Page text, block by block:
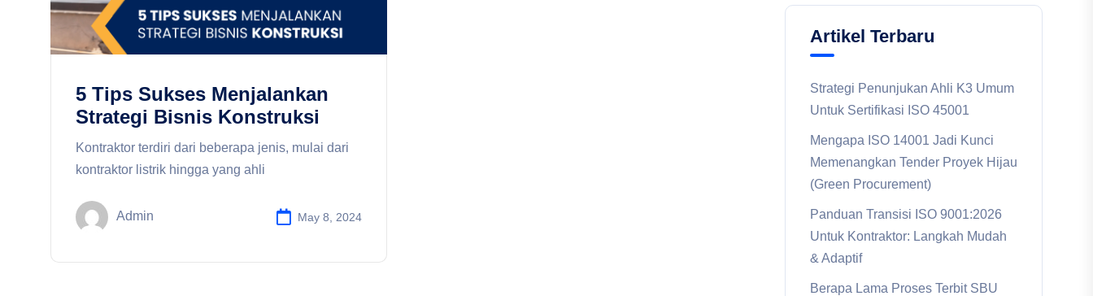
5 Tips Sukses Menjalankan
Strategi Bisnis Konstruksi
Kontraktor terdiri dari beberapa jenis, mulai dari
kontraktor listrik hingga yang ahli
Admin May 8, 2024
Artikel Terbaru
Strategi Penunjukan Ahli K3 Umum
Untuk Sertifikasi ISO 45001
Mengapa ISO 14001 Jadi Kunci
Memenangkan Tender Proyek Hijau
(Green Procurement)
Panduan Transisi ISO 9001:2026
Untuk Kontraktor: Langkah Mudah
& Adaptif
Berapa Lama Proses Terbit SBU